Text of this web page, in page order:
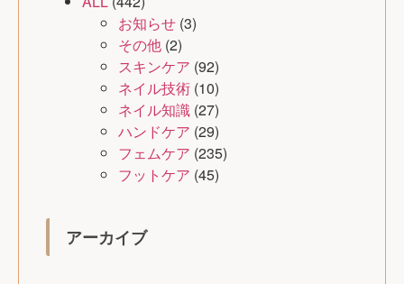
お知らせ (3)
その他 (2)
スキンケア (92)
ネイル技術 (10)
ネイル知識 (27)
ハンドケア (29)
フェムケア (235)
フットケア (45)
アーカイブ